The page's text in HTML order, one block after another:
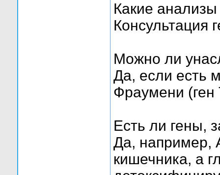
Какие
Консультация
Можно ли
Да, если есть
Фраумени (ген
Есть ли гены,
Да, например,
кишечника, а